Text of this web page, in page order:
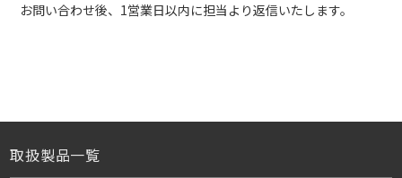
お問い合わせ後、1営業日以内に担当より返信いたします。
取扱製品一覧